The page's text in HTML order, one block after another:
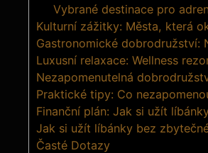
Vybrané destinace pro
Kulturní zážitky: Města, která
Gastronomické dobrodružství:
Luxusní relaxace: Wellness
Nezapomenutelná
Praktické tipy: Co
Finanční plán: Jak si užít
Jak si užít líbánky bez
Časté Dotazy